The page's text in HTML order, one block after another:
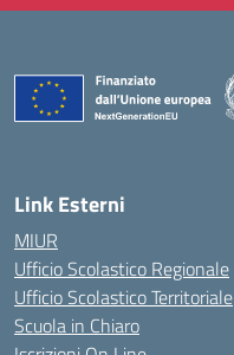
Link Esterni
MIUR
Ufficio Scolastico Regionale
Ufficio Scolastico Territoriale
Scuola in Chiaro